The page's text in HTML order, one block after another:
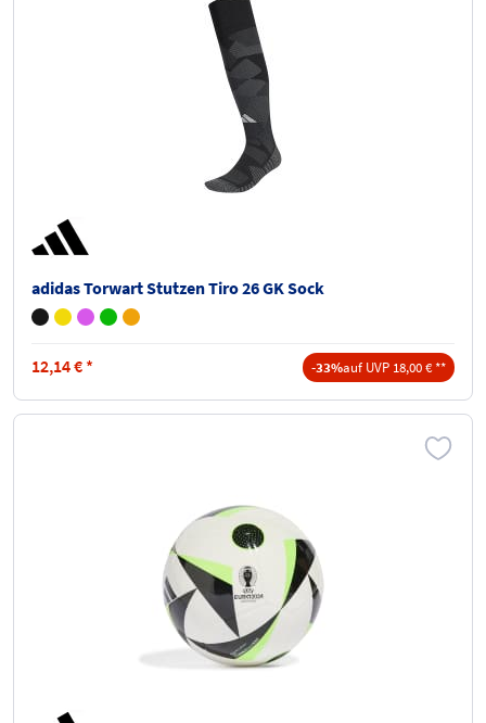
adidas Torwart Stutzen Tiro 26 GK Sock
12,14€ * -33%auf UVP 18,00 € **